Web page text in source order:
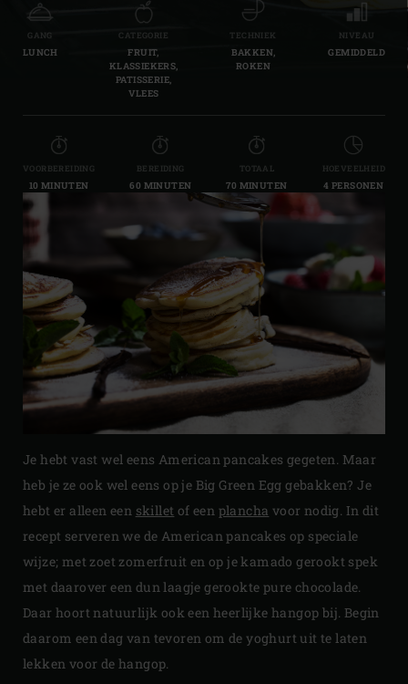
GANG
LUNCH
CATEGORIE
FRUIT,
KLASSIEKERS,
PATISSERIE,
VLEES
TECHNIEK
BAKKEN,
ROKEN
NIVEAU
GEMIDDELD
VOORBEREIDING
10 MINUTEN
BEREIDING
60 MINUTEN
TOTAAL
70 MINUTEN
HOEVEELHEID
4 PERSONEN
Je hebt vast wel eens American pancakes gegeten. Maar
heb je ze ook wel eens op je Big Green Egg gebakken? Je
hebt er alleen een skillet of een plancha voor nodig. In dit
recept serveren we de American pancakes op speciale
wijze; met zoet zomerfruit en op je kamado gerookt spek
met daarover een dun laagje gerookte pure chocolade.
Daar hoort natuurlijk ook een heerlijke hangop bij. Begin
daarom een dag van tevoren om de yoghurt uit te laten
lekken voor de hangop.